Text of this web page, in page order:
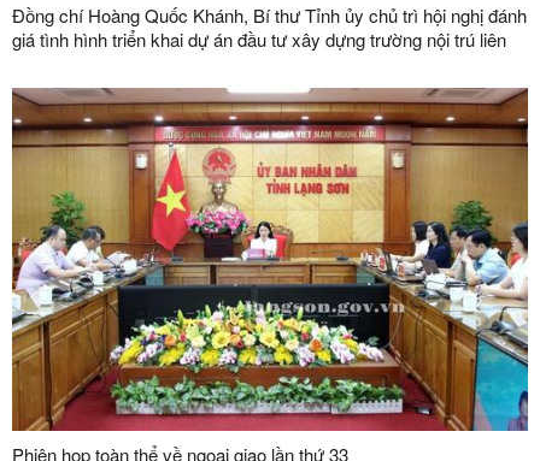
Đồng chí Hoàng Quốc Khánh, Bí thư Tỉnh ủy chủ trì hội nghị đánh
giá tình hình triển khai dự án đầu tư xây dựng trường nội trú liên
Phiên họp toàn thể về ngoại giao lần thứ 33